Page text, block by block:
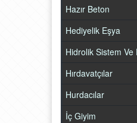
Hazır Beton
Hediyelik Eşya
Hidrolik Sistem Ve
Hırdavatçılar
Hurdacılar
İç Giyim